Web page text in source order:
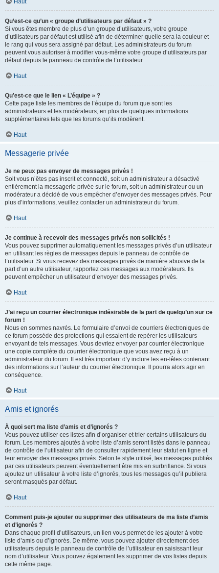
Haut
Qu’est-ce qu’un « groupe d’utilisateurs par défaut » ?
Si vous êtes membre de plus d’un groupe d’utilisateurs, votre groupe
d’utilisateurs par défaut est utilisé afin de déterminer quelle sera la couleur et
le rang qui vous sera assigné par défaut. Les administrateurs du forum
peuvent vous autoriser à modifier vous-même votre groupe d’utilisateurs par
défaut depuis le panneau de contrôle de l’utilisateur.
Haut
Qu’est-ce que le lien « L’équipe » ?
Cette page liste les membres de l’équipe du forum que sont les
administrateurs et les modérateurs, en plus de quelques informations
supplémentaires tels que les forums qu’ils modèrent.
Haut
Messagerie privée
Je ne peux pas envoyer de messages privés !
Soit vous n’êtes pas inscrit et connecté, soit un administrateur a désactivé
entièrement la messagerie privée sur le forum, soit un administrateur ou un
modérateur a décidé de vous empêcher d’envoyer des messages privés. Pour
plus d’informations, veuillez contacter un administrateur du forum.
Haut
Je continue à recevoir des messages privés non sollicités !
Vous pouvez supprimer automatiquement les messages privés d’un utilisateur
en utilisant les règles de messages depuis le panneau de contrôle de
l’utilisateur. Si vous recevez des messages privés de manière abusive de la
part d’un autre utilisateur, rapportez ces messages aux modérateurs. Ils
peuvent empêcher un utilisateur d’envoyer des messages privés.
Haut
J’ai reçu un courrier électronique indésirable de la part de quelqu’un sur ce
forum !
Nous en sommes navrés. Le formulaire d’envoi de courriers électroniques de
ce forum possède des protections qui essaient de repérer les utilisateurs
envoyant de tels messages. Vous devriez envoyer par courrier électronique
une copie complète du courrier électronique que vous avez reçu à un
administrateur du forum. Il est très important d’y inclure les en-têtes contenant
des informations sur l’auteur du courrier électronique. Il pourra alors agir en
conséquence.
Haut
Amis et ignorés
À quoi sert ma liste d’amis et d’ignorés ?
Vous pouvez utiliser ces listes afin d’organiser et trier certains utilisateurs du
forum. Les membres ajoutés à votre liste d’amis seront listés dans le panneau
de contrôle de l’utilisateur afin de consulter rapidement leur statut en ligne et
leur envoyer des messages privés. Selon le style utilisé, les messages publiés
par ces utilisateurs peuvent éventuellement être mis en surbrillance. Si vous
ajoutez un utilisateur à votre liste d’ignorés, tous les messages qu’il publiera
seront masqués par défaut.
Haut
Comment puis-je ajouter ou supprimer des utilisateurs de ma liste d’amis
et d’ignorés ?
Dans chaque profil d’utilisateurs, un lien vous permet de les ajouter à votre
liste d’amis ou d’ignorés. De même, vous pouvez ajouter directement des
utilisateurs depuis le panneau de contrôle de l’utilisateur en saisissant leur
nom d’utilisateur. Vous pouvez également les supprimer de vos listes depuis
cette même page.